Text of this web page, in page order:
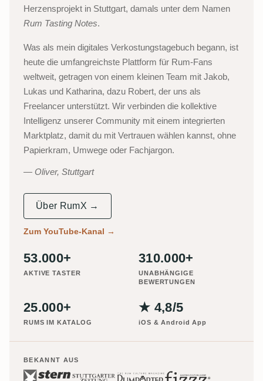
Herzensprojekt in Stuttgart, damals unter dem Namen
Rum Tasting Notes.
Was als mein digitales Verkostungstagebuch begann, ist
heute die umfangreichste Plattform für Rum-Fans
weltweit, getragen von einem kleinen Team mit Jakob,
Lukas und Katharina, dazu Robert, der uns als
Freelancer unterstützt. Wir verbinden die kollektive
Intelligenz unserer Community mit einem integrierten
Marktplatz, damit du mit Vertrauen wählen kannst, ohne
Papierkram, Umwege oder Fachjargon.
Oliver, Stuttgart
Über RumX →
Zum YouTube-Kanal →
53.000+
AKTIVE TASTER
310.000+
UNABHÄNGIGE
BEWERTUNGEN
25.000+
RUMS IM KATALOG
★ 4,8/5
iOS & Android App
BEKANNT AUS